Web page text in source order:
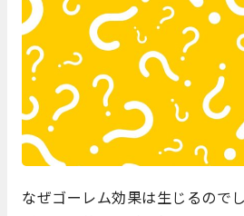
なぜゴーレム効果は生じるので